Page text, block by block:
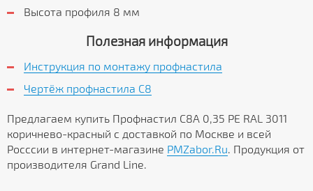
Высота профиля 8 мм
Полезная информация
Инструкция по монтажу профнастила
Чертёж профнастила C8
Предлагаем купить Профнастил С8А 0,35 PE RAL 3011
коричнево-красный с доставкой по Москве и всей
Росссии в интернет-магазине PMZabor.Ru. Продукция от
производителя Grand Line.